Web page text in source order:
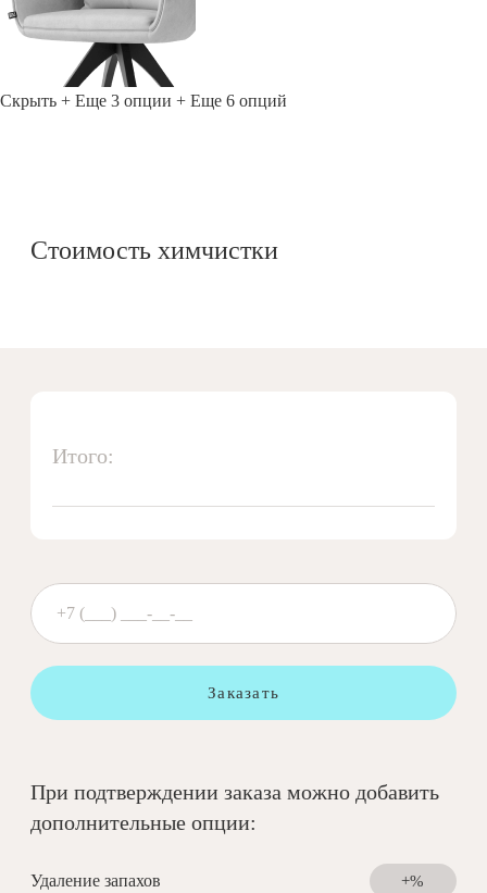
Скрыть + Еще 3 опции + Еще 6 опций
Стоимость химчистки
Итого:
Заказать
При подтверждении заказа можно добавить
дополнительные опции:
Удаление запахов +%